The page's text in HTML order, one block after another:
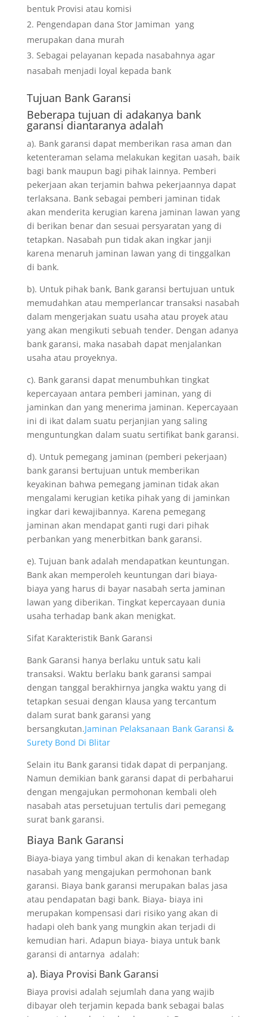
bentuk Provisi atau komisi
Pengendapan dana Stor Jamiman yang
merupakan dana murah
Sebagai pelayanan kepada nasabahnya agar
nasabah menjadi loyal kepada bank
Tujuan Bank Garansi
Beberapa tujuan di adakanya bank
garansi diantaranya adalah
a). Bank garansi dapat memberikan rasa aman dan
ketenteraman selama melakukan kegitan uasah, baik
bagi bank maupun bagi pihak lainnya. Pemberi
pekerjaan akan terjamin bahwa pekerjaannya dapat
terlaksana. Bank sebagai pemberi jaminan tidak
akan menderita kerugian karena jaminan lawan yang
di berikan benar dan sesuai persyaratan yang di
tetapkan. Nasabah pun tidak akan ingkar janji
karena menaruh jaminan lawan yang di tinggalkan
di bank.
b). Untuk pihak bank, Bank garansi bertujuan untuk
memudahkan atau memperlancar transaksi nasabah
dalam mengerjakan suatu usaha atau proyek atau
yang akan mengikuti sebuah tender. Dengan adanya
bank garansi, maka nasabah dapat menjalankan
usaha atau proyeknya.
c). Bank garansi dapat menumbuhkan tingkat
kepercayaan antara pemberi jaminan, yang di
jaminkan dan yang menerima jaminan. Kepercayaan
ini di ikat dalam suatu perjanjian yang saling
menguntungkan dalam suatu sertifikat bank garansi.
d). Untuk pemegang jaminan (pemberi pekerjaan)
bank garansi bertujuan untuk memberikan
keyakinan bahwa pemegang jaminan tidak akan
mengalami kerugian ketika pihak yang di jaminkan
ingkar dari kewajibannya. Karena pemegang
jaminan akan mendapat ganti rugi dari pihak
perbankan yang menerbitkan bank garansi.
e). Tujuan bank adalah mendapatkan keuntungan.
Bank akan memperoleh keuntungan dari biaya-
biaya yang harus di bayar nasabah serta jaminan
lawan yang diberikan. Tingkat kepercayaan dunia
usaha terhadap bank akan menigkat.
Sifat Karakteristik Bank Garansi
Bank Garansi hanya berlaku untuk satu kali
transaksi. Waktu berlaku bank garansi sampai
dengan tanggal berakhirnya jangka waktu yang di
tetapkan sesuai dengan klausa yang tercantum
dalam surat bank garansi yang
bersangkutan.Jaminan Pelaksanaan Bank Garansi &
Surety Bond Di Blitar
Selain itu Bank garansi tidak dapat di perpanjang.
Namun demikian bank garansi dapat di perbaharui
dengan mengajukan permohonan kembali oleh
nasabah atas persetujuan tertulis dari pemegang
surat bank garansi.
Biaya Bank Garansi
Biaya-biaya yang timbul akan di kenakan terhadap
nasabah yang mengajukan permohonan bank
garansi. Biaya bank garansi merupakan balas jasa
atau pendapatan bagi bank. Biaya- biaya ini
merupakan kompensasi dari risiko yang akan di
hadapi oleh bank yang mungkin akan terjadi di
kemudian hari. Adapun biaya- biaya untuk bank
garansi di antarnya adalah:
a). Biaya Provisi Bank Garansi
Biaya provisi adalah sejumlah dana yang wajib
dibayar oleh terjamin kepada bank sebagai balas